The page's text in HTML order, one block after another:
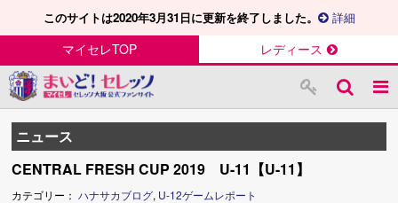
このサイトは2020年3月31日に更新を終了しました。 詳細
マイセレTOP レディース
ニュース
CENTRAL FRESH CUP 2019 U-11【U-11】
カテゴリー：ハナサカブログ, U-12ゲームレポート